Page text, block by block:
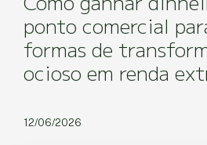
ponto comercial
formas de
ocioso em renda
12/06/2026